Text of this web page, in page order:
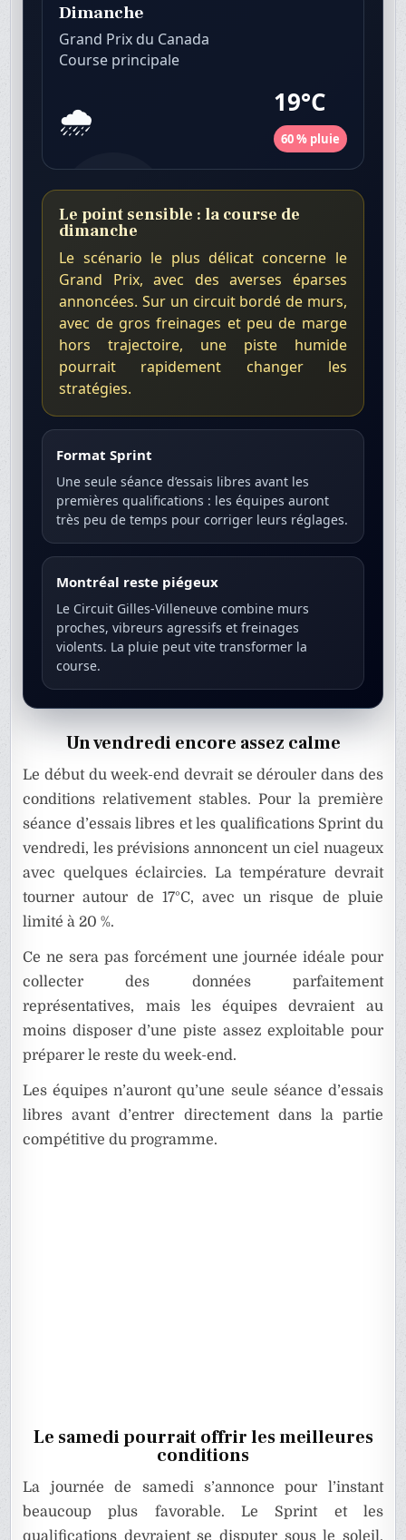
Dimanche
Grand Prix du Canada
Course principale
🌧️ 19°C
60 % pluie
Le point sensible : la course de
dimanche
Le scénario le plus délicat concerne le
Grand Prix, avec des averses éparses
annoncées. Sur un circuit bordé de murs,
avec de gros freinages et peu de marge
hors trajectoire, une piste humide
pourrait rapidement changer les
stratégies.
Format Sprint
Une seule séance d’essais libres avant les
premières qualifications : les équipes auront
très peu de temps pour corriger leurs réglages.
Montréal reste piégeux
Le Circuit Gilles-Villeneuve combine murs
proches, vibreurs agressifs et freinages
violents. La pluie peut vite transformer la
course.
Un vendredi encore assez calme
Le début du week-end devrait se dérouler dans des
conditions relativement stables. Pour la première
séance d’essais libres et les qualifications Sprint du
vendredi, les prévisions annoncent un ciel nuageux
avec quelques éclaircies. La température devrait
tourner autour de 17°C, avec un risque de pluie
limité à 20 %.
Ce ne sera pas forcément une journée idéale pour
collecter des données parfaitement
représentatives, mais les équipes devraient au
moins disposer d’une piste assez exploitable pour
préparer le reste du week-end.
Les équipes n’auront qu’une seule séance d’essais
libres avant d’entrer directement dans la partie
compétitive du programme.
Le samedi pourrait offrir les meilleures
conditions
La journée de samedi s’annonce pour l’instant
beaucoup plus favorable. Le Sprint et les
qualifications devraient se disputer sous le soleil,